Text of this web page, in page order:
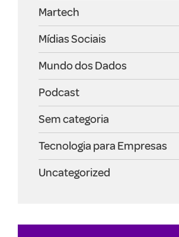
Martech
Mídias Sociais
Mundo dos Dados
Podcast
Sem categoria
Tecnologia para Empresas
Uncategorized